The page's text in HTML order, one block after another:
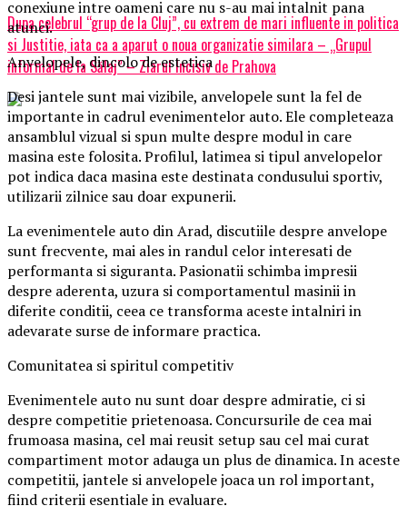
Dupa celebrul “grup de la Cluj”, cu extrem de mari influente in politica
si Justitie, iata ca a aparut o noua organizatie similara – „Grupul
informal de la Sălaj” – Ziarul Incisiv de Prahova
conexiune intre oameni care nu s-au mai intalnit pana
atunci.
Anvelopele, dincolo de estetica
Desi jantele sunt mai vizibile, anvelopele sunt la fel de
importante in cadrul evenimentelor auto. Ele completeaza
ansamblul vizual si spun multe despre modul in care
masina este folosita. Profilul, latimea si tipul anvelopelor
pot indica daca masina este destinata condusului sportiv,
utilizarii zilnice sau doar expunerii.
La evenimentele auto din Arad, discutiile despre anvelope
sunt frecvente, mai ales in randul celor interesati de
performanta si siguranta. Pasionatii schimba impresii
despre aderenta, uzura si comportamentul masinii in
diferite conditii, ceea ce transforma aceste intalniri in
adevarate surse de informare practica.
Comunitatea si spiritul competitiv
Evenimentele auto nu sunt doar despre admiratie, ci si
despre competitie prietenoasa. Concursurile de cea mai
frumoasa masina, cel mai reusit setup sau cel mai curat
compartiment motor adauga un plus de dinamica. In aceste
competitii, jantele si anvelopele joaca un rol important,
fiind criterii esentiale in evaluare.